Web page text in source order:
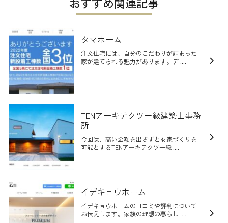
タマホーム
注文住宅には、自分のこだわりが詰まった
家が建てられる魅力があります。デ ....
TENアーキテクツ一級建築士事務
所
今回は、高い金額を出さずとも家づくりを
可能とするTENアーキテクツ一級 ....
イデキョウホーム
イデキョウホームの口コミや評判について
お伝えします。家族の理想の暮らし ....